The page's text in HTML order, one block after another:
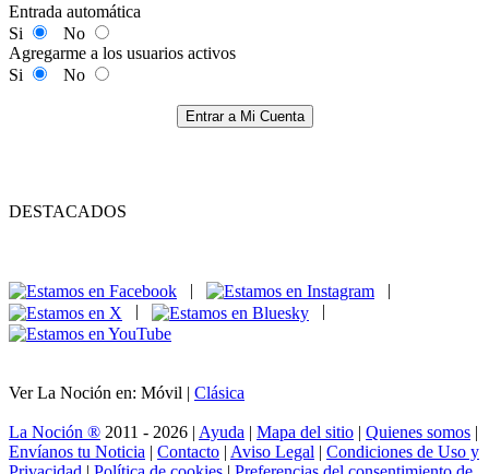
Entrada automática
Si
No
Agregarme a los usuarios activos
Si
No
Entrar a Mi Cuenta
DESTACADOS
|
|
|
|
Ver La Noción en: Móvil | Clásica
La Noción ® 2011 - 2026 | Ayuda | Mapa del sitio | Quienes somos |
Envíanos tu Noticia | Contacto | Aviso Legal | Condiciones de Uso y